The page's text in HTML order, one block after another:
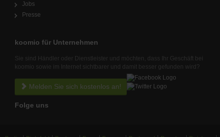
Jobs
Presse
koomio für Unternehmen
Sie sind Händler oder Dienstleister und möchten, dass Ihr Geschäft bei
koomio sowie im Internet sichtbarer und damit besser gefunden wird?
Melden Sie sich kostenlos an!
Folge uns